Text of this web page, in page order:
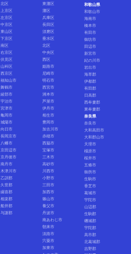
北区
上京区
左京区
中京区
東山区
下京区
南区
右京区
伏見区
山科区
西京区
福知山市
舞鶴市
綾部市
宇治市
宮津市
亀岡市
城陽市
向日市
長岡京市
八幡市
京田辺市
京丹後市
南丹市
木津川市
乙訓郡
久世郡
綴喜郡
相楽郡
船井郡
与謝郡
東灘区
灘区
兵庫区
長田区
須磨区
垂水区
北区
中央区
西区
姫路市
尼崎市
明石市
西宮市
洲本市
芦屋市
伊丹市
相生市
豊岡市
加古川市
赤穂市
西脇市
宝塚市
三木市
高砂市
川西市
小野市
三田市
加西市
篠山市
養父市
丹波市
南あわじ市
朝来市
淡路市
宍粟市
加東市
和歌山県
和歌山市
海南市
橋本市
有田市
御坊市
田辺市
新宮市
紀の川市
岩出市
海草郡
伊都郡
有田郡
日高郡
西牟婁郡
東牟婁郡
奈良県
奈良市
大和高田市
大和郡山市
天理市
橿原市
桜井市
五條市
御所市
生駒市
香芝市
葛城市
宇陀市
山辺郡
生駒郡
磯城郡
宇陀郡
高市郡
北葛城郡
吉野郡